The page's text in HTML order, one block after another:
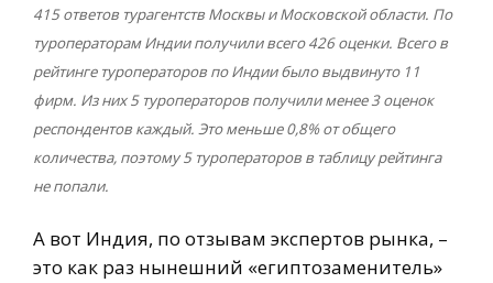
415 ответов турагентств Москвы и Московской области. По
туроператорам Индии получили всего 426 оценки. Всего в
рейтинге туроператоров по Индии было выдвинуто 11
фирм. Из них 5 туроператоров получили менее 3 оценок
респондентов каждый. Это меньше 0,8% от общего
количества, поэтому 5 туроператоров в таблицу рейтинга
не попали.
А вот Индия, по отзывам экспертов рынка, –
это как раз нынешний «египтозаменитель»